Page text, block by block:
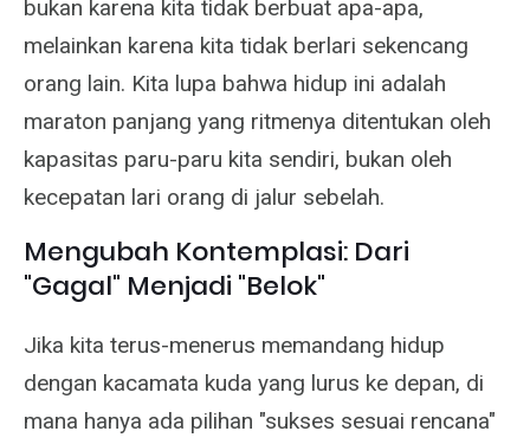
bukan karena kita tidak berbuat apa-apa,
melainkan karena kita tidak berlari sekencang
orang lain. Kita lupa bahwa hidup ini adalah
maraton panjang yang ritmenya ditentukan oleh
kapasitas paru-paru kita sendiri, bukan oleh
kecepatan lari orang di jalur sebelah.
Mengubah Kontemplasi: Dari
"Gagal" Menjadi "Belok"
Jika kita terus-menerus memandang hidup
dengan kacamata kuda yang lurus ke depan, di
mana hanya ada pilihan "sukses sesuai rencana"